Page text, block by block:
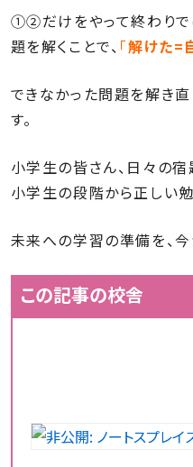
①②だけをやって終わりで
題を解くことで、 「解けた=
できなかった問題を解き
す。
小学生の皆さん、日々の
小学生の段階から正しい
未来への学習の準備を、
この記事の校舎